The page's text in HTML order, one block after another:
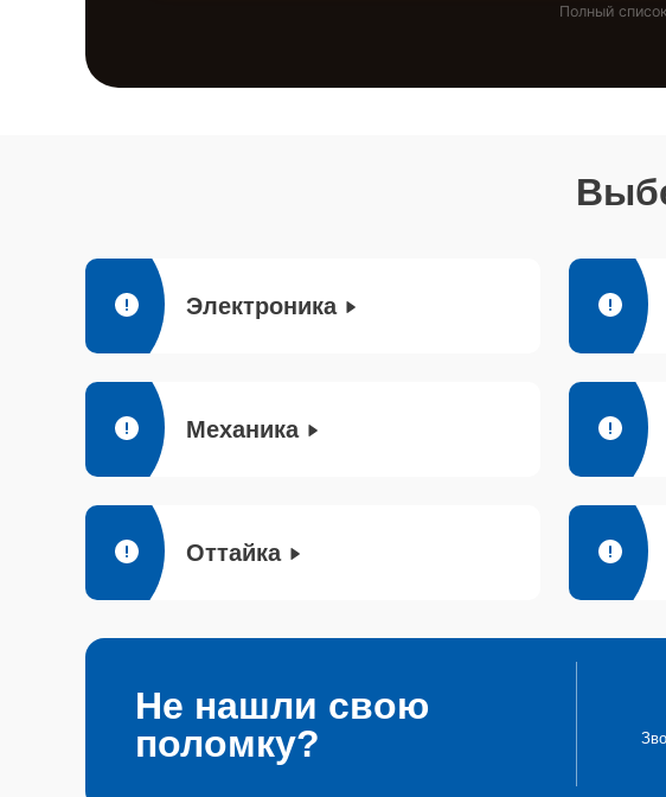
Полный
Электроника
Механика
Оттайка
Не нашли свою
поломку?